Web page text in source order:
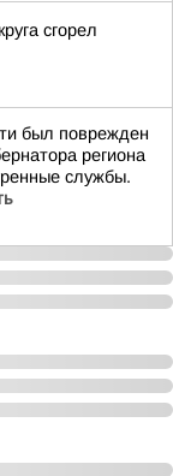
сгорел
был поврежден
региона
службы.